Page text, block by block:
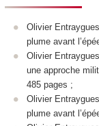
Olivier
plume avant
Olivier
une approche
485 pages ;
Olivier
plume avant